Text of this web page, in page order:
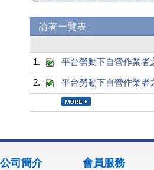
論著一覽表
1.
平台勞動下自營作業者
2. 平台勞動下自營作業者
公司簡介 會員服務